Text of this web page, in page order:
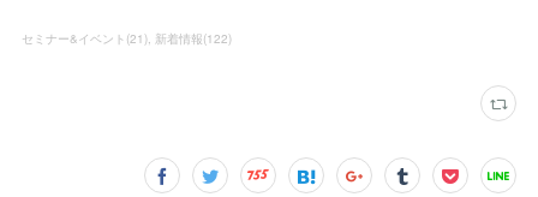
セミナー&イベント (21) 新着情報(122)